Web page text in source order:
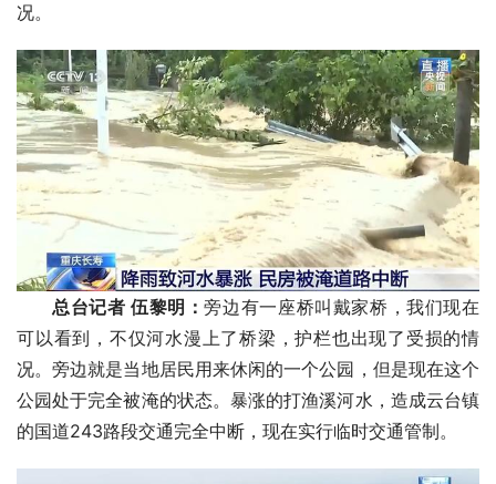
况。
总台记者 伍黎明：旁边有一座桥叫戴家桥，我们现在
可以看到，不仅河水漫上了桥梁，护栏也出现了受损的情
况。旁边就是当地居民用来休闲的一个公园，但是现在这个
公园处于完全被淹的状态。暴涨的打渔溪河水，造成云台镇
的国道243路段交通完全中断，现在实行临时交通管制。